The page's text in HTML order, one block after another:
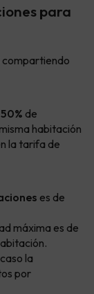
para
compartiendo
50% de
habitación
la tarifa de
es de
máxima es de
la
por